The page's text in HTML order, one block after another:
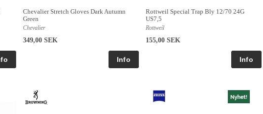
Chevalier Stretch Gloves Dark Autumn
Green
Chevalier
349,00 SEK
Rottweil Special Trap Bly 12/70 24G
US7,5
Rottweil
155,00 SEK